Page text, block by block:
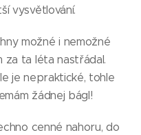
vysvětlování.
možné i nemožné
ta léta nastřádal.
je nepraktické, tohle
žádnej bágl!
cenné nahoru, do